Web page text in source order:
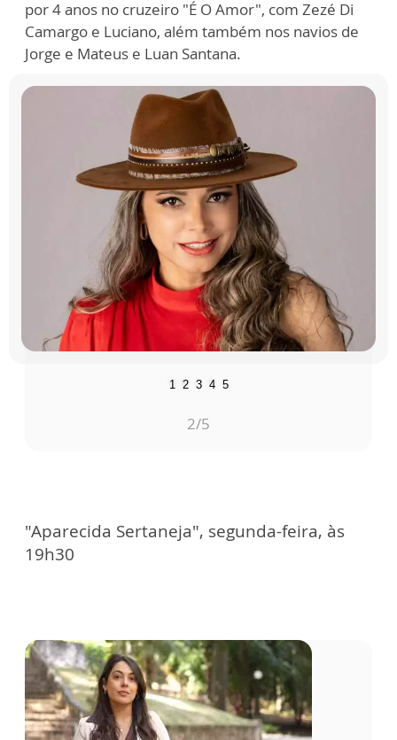
por 4 anos no cruzeiro "É O Amor", com Zezé Di
Camargo e Luciano, além também nos navios de
Jorge e Mateus e Luan Santana.
1 2 3 4 5
2/5
"Aparecida Sertaneja", segunda-feira, às
19h30